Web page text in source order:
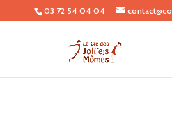
03 72 54 04 04